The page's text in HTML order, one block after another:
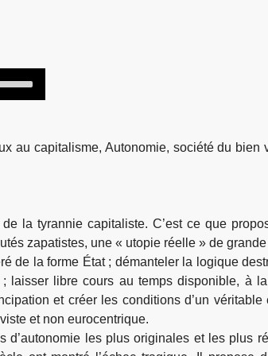
au capitalisme, Autonomie, société du bien
la tyrannie capitaliste. C’est ce que
zapatistes, une « utopie réelle » de
de la forme État ; démanteler la logique
libre cours au temps disponible, à
et créer les conditions d’un véritable
et non eurocentrique.
les plus originales et les plus